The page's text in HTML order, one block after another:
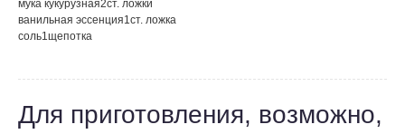
мука кукурузная2ст. ложки
ванильная эссенция1ст. ложка
соль1щепотка
Для приготовления, возможно,